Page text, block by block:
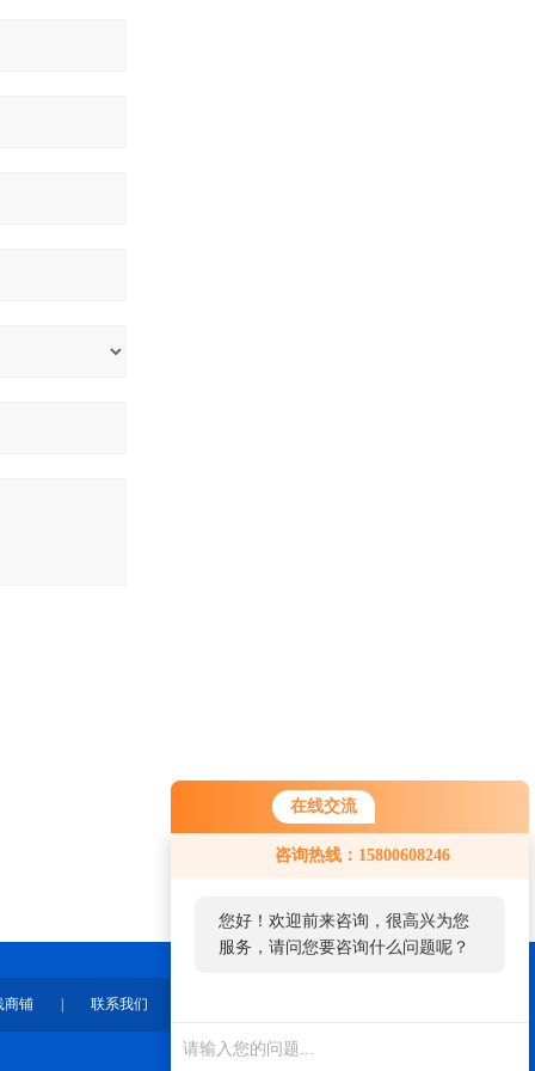
在线交流
咨询热线：15800608246
您好！欢迎前来咨询，很高兴为您
服务，请问您要咨询什么问题呢？
了需求产品，您可以直接在线与我
联系！
商铺 联系我们